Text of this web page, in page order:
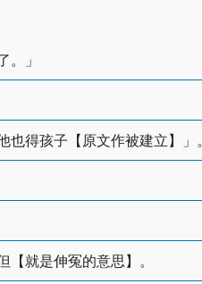
」
得孩子【原文作被建立】」。
就是伸冤的意思】。